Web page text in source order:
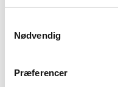
Nødvendig
Præferencer
Professor Ove K.
Professor Morten L.